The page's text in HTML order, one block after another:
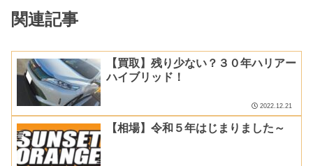
関連記事
【買取】残り少ない？３０年ハリアー
ハイブリッド！
2022.12.21
【相場】令和５年はじまりました～